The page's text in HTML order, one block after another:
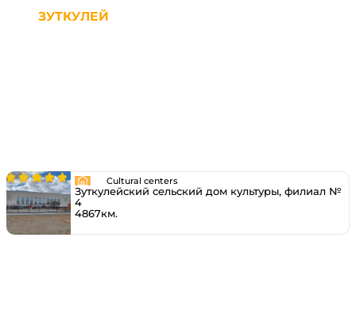
ЗУТКУЛЕЙ
Cultural centers
Зуткулейский сельский дом культуры, филиал №
4
4867км.